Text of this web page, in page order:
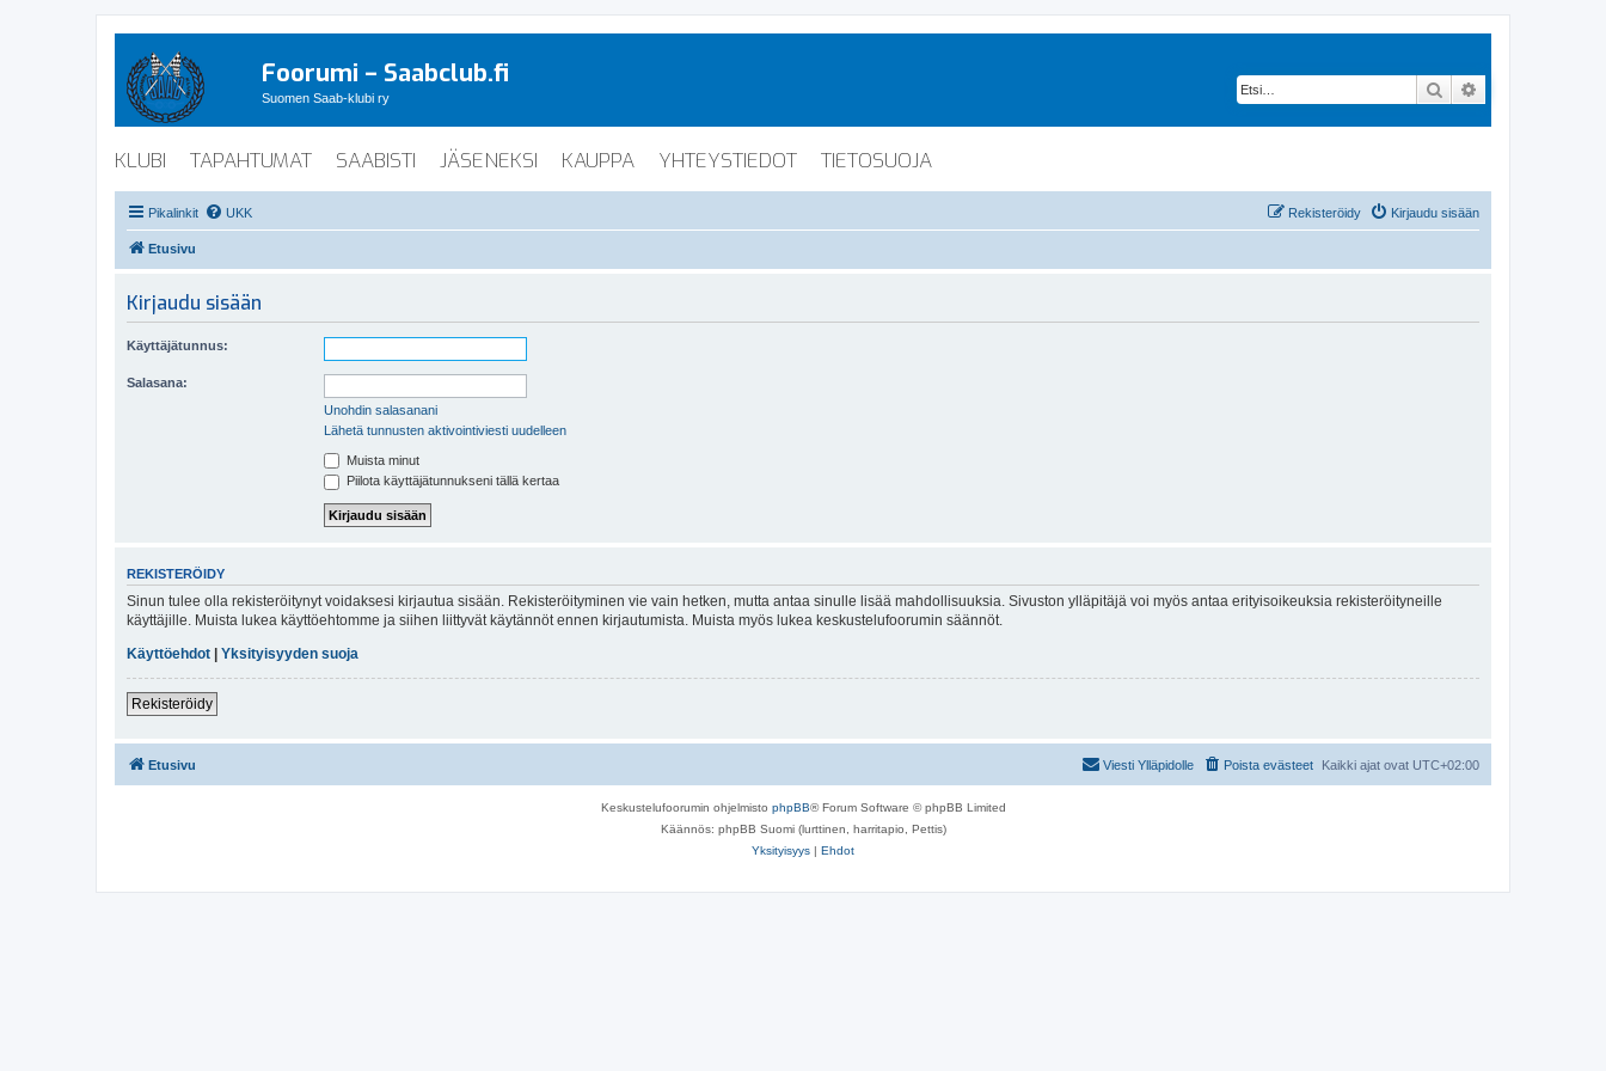
Foorumi – Saabclub.fi
Suomen Saab-klubi ry Etsi
KLUBI TAPAHTUMAT SAABISTI JÄSENEKSI KAUPPA YHTEYSTIEDOT TIETOSUOJA
Pikalinkit UKK Kirjaudu sisään
Rekisteröidy
Etusivu
Kirjaudu sisään
Käyttäjätunnus:
Salasana:
Unohdin salasanani
Lähetä tunnusten aktivointiviesti uudelleen
Muista minut
Piilota käyttäjätunnukseni tällä kertaa
REKISTERÖIDY
Sinun tulee olla rekisteröitynyt voidaksesi kirjautua sisään. Rekisteröityminen vie vain hetken, mutta antaa sinulle lisää mahdollisuuksia. Sivuston ylläpitäjä voi myös antaa erityisoikeuksia rekisteröityneille
käyttäjille. Muista lukea käyttöehtomme ja siihen liittyvät käytännöt ennen kirjautumista. Muista myös lukea keskustelufoorumin säännöt.
Käyttöehdot
Yksityisyyden suoja
Rekisteröidy
Etusivu Kaikki ajat ovat UTC+02:00
Poista evästeet
Viesti Ylläpidolle
Keskustelufoorumin ohjelmisto phpBB® Forum Software © phpBB Limited
Käännös: phpBB Suomi (lurttinen, harritapio, Pettis)
Yksityisyys | Ehdot